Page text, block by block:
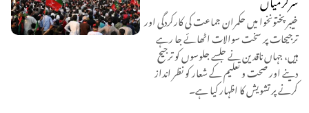
خیبر پختونخوا میں حکمران جماعت کی کارکردگی اور
ترجیحات پر سخت سوالات اٹھائے جا رہے
ہیں، جہاں ناقدین نے جلسے جلوسوں کو ترجیح
دینے اور صحت و تعلیم کے شعار کو نظر انداز
کرنے پر تشویش کا اظہار کیا ہے۔